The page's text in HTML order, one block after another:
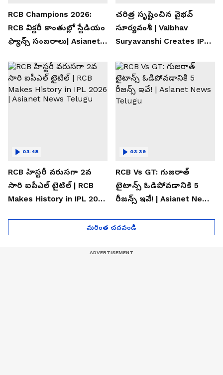
RCB Champions 2026:
RCB విక్టరీ కాంతుల్లో స్టేడియం
ఫ్యాన్స్ సంబరాలు| Asianet
చరిత్ర సృష్టించిన వైభవ్
సూర్యవంశీ | Vaibhav
Suryavanshi Creates IPL
Telugu
RCB హిస్టరీ వరుసగా 2వ
సారి ఐపీఎల్ టైటిల్ | RCB
Makes History in IPL 2026
03:48
RCB Vs GT: గుజరాత్
టైటాన్స్ ఓడిపోవడానికి 5
రీజన్స్ ఇవే! | Asianet News
03:39
మరింత చదవండి